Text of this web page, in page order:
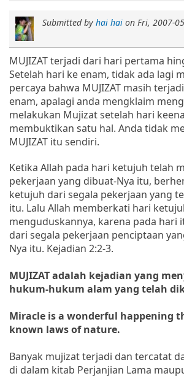
Submitted by hai hai on Fri, 2007-
MUJIZAT terjadi dari hari pertama
Setelah hari ke enam, tidak ada lagi
percaya bahwa MUJIZAT masih
enam, apalagi anda mengklaim
melakukan Mujizat setelah hari
membuktikan satu hal. Anda tidak
MUJIZAT itu sendiri.
Ketika Allah pada hari ketujuh telah
pekerjaan yang dibuat-Nya itu,
ketujuh dari segala pekerjaan yang
itu. Lalu Allah memberkati hari
menguduskannya, karena pada hari
dari segala pekerjaan penciptaan
Nya itu. Kejadian 2:2-3.
MUJIZAT adalah kejadian yang
hukum-hukum alam yang telah
Miracle is a wonderful happening
known laws of nature.
Banyak mujizat terjadi dan tercatat
di dalam kitab Perjanjian Lama